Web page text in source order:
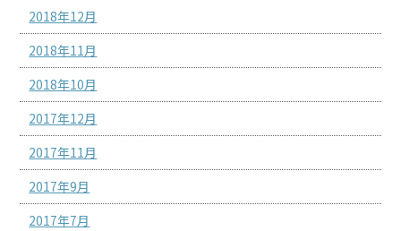
2018年12月
2018年11月
2018年10月
2017年12月
2017年11月
2017年9月
2017年7月